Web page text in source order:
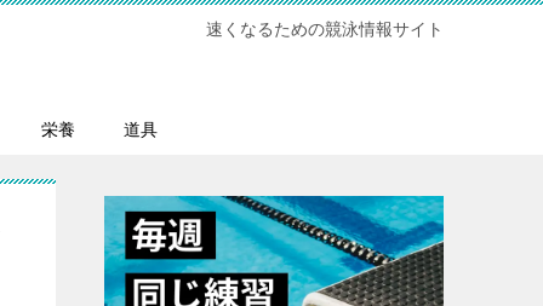
速くなるための競泳情報サイト
栄養 道具